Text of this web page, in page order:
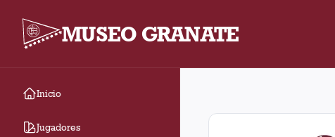
MUSEO GRANATE
Inicio
Jugadores
Fecha 36. Partido entre